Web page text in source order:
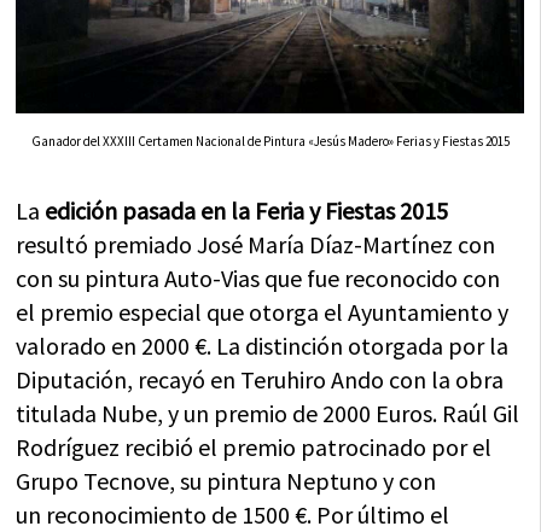
Ganador del XXXIII Certamen Nacional de Pintura «Jesús Madero» Ferias y Fiestas 2015
La edición pasada en la Feria y Fiestas 2015
resultó premiado José María Díaz-Martínez con
con su pintura Auto-Vias que fue reconocido con
el premio especial que otorga el Ayuntamiento y
valorado en 2000 €. La distinción otorgada por la
Diputación, recayó en Teruhiro Ando con la obra
titulada Nube, y un premio de 2000 Euros. Raúl Gil
Rodríguez recibió el premio patrocinado por el
Grupo Tecnove, su pintura Neptuno y con
un reconocimiento de 1500 €. Por último el